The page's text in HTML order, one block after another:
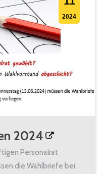
2024
2024
Personalrat
die Wahlbriefe bei